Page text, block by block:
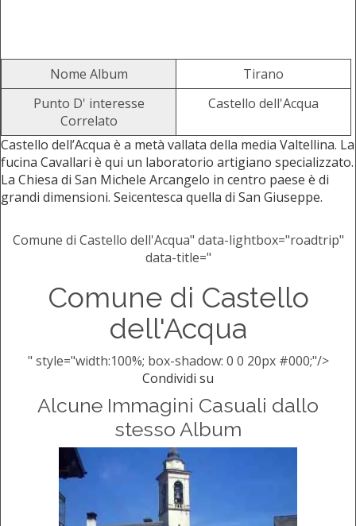
Nome Album
Tirano
Punto D' interesse
Correlato
Castello dell'Acqua
Castello dell’Acqua è a metà vallata della media Valtellina. La
fucina Cavallari è qui un laboratorio artigiano specializzato.
La Chiesa di San Michele Arcangelo in centro paese è di
grandi dimensioni. Seicentesca quella di San Giuseppe.
Comune di Castello dell'Acqua" data-lightbox="roadtrip"
data-title="
Comune di Castello
dell'Acqua
" style="width:100%; box-shadow: 0 0 20px #000;"/>
Condividi su
Alcune Immagini Casuali dallo
stesso Album